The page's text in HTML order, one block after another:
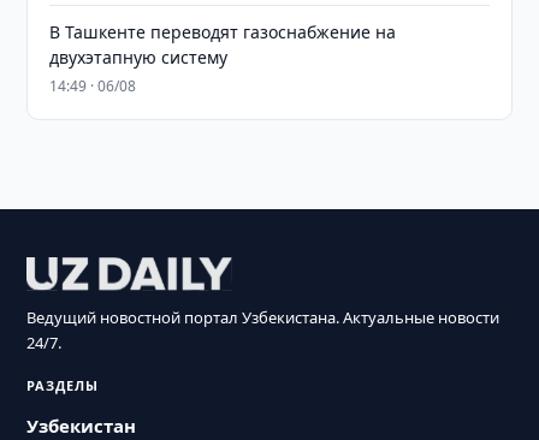
В Ташкенте переводят газоснабжение на
двухэтапную систему
14:49 · 06/08
Ведущий новостной портал Узбекистана. Актуальные новости
24/7.
РАЗДЕЛЫ
Узбекистан